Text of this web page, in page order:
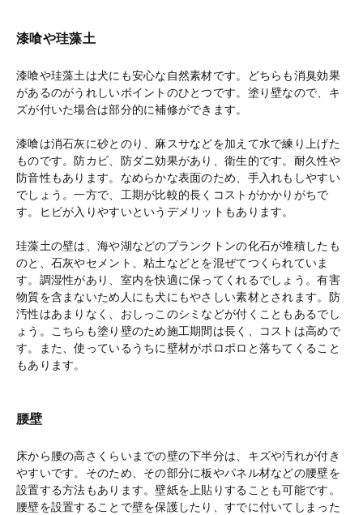
漆喰や珪藻土
漆喰や珪藻土は犬にも安心な自然素材です。どちらも消臭効果
があるのがうれしいポイントのひとつです。塗り壁なので、キ
ズが付いた場合は部分的に補修ができます。
漆喰は消石灰に砂とのり、麻スサなどを加えて水で練り上げた
ものです。防カビ、防ダニ効果があり、衛生的です。耐久性や
防音性もあります。なめらかな表面のため、手入れもしやすい
でしょう。一方で、工期が比較的長くコストがかかりがちで
す。ヒビが入りやすいというデメリットもあります。
珪藻土の壁は、海や湖などのプランクトンの化石が堆積したも
のと、石灰やセメント、粘土などとを混ぜてつくられていま
す。調湿性があり、室内を快適に保ってくれるでしょう。有害
物質を含まないため人にも犬にもやさしい素材とされます。防
汚性はあまりなく、おしっこのシミなどが付くこともあるでし
ょう。こちらも塗り壁のため施工期間は長く、コストは高めで
す。また、使っているうちに壁材がポロポロと落ちてくること
もあります。
腰壁
床から腰の高さくらいまでの壁の下半分は、キズや汚れが付き
やすいです。そのため、その部分に板やパネル材などの腰壁を
設置する方法もあります。壁紙を上貼りすることも可能です。
腰壁を設置することで壁を保護したり、すでに付いてしまった